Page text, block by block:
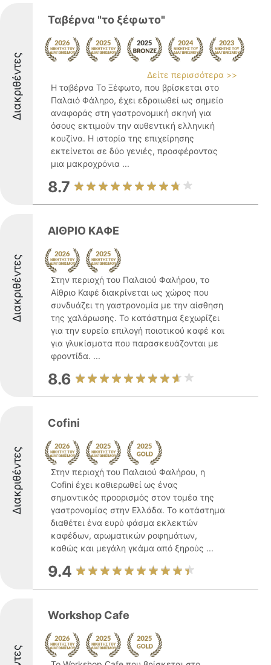
Διακριθέντες
Ταβέρνα "το ξέφωτο"
Δείτε περισσότερα >>
Η ταβέρνα Το Ξέφωτο, που βρίσκεται στο
Παλαιό Φάληρο, έχει εδραιωθεί ως σημείο
αναφοράς στη γαστρονομική σκηνή για
όσους εκτιμούν την αυθεντική ελληνική
κουζίνα. Η ιστορία της επιχείρησης
εκτείνεται σε δύο γενιές, προσφέροντας
μια μακροχρόνια ...
8.7
Διακριθέντες
ΑΙΘΡΙΟ ΚΑΦΕ
Στην περιοχή του Παλαιού Φαλήρου, το
Αίθριο Καφέ διακρίνεται ως χώρος που
συνδυάζει τη γαστρονομία με την αίσθηση
της χαλάρωσης. Το κατάστημα ξεχωρίζει
για την ευρεία επιλογή ποιοτικού καφέ και
για γλυκίσματα που παρασκευάζονται με
φροντίδα. ...
8.6
Διακριθέντες
Cofini
Στην περιοχή του Παλαιού Φαλήρου, η
Cofini έχει καθιερωθεί ως ένας
σημαντικός προορισμός στον τομέα της
γαστρονομίας στην Ελλάδα. Το κατάστημα
διαθέτει ένα ευρύ φάσμα εκλεκτών
καφέδων, αρωματικών ροφημάτων,
καθώς και μεγάλη γκάμα από ξηρούς ...
9.4
Workshop Cafe